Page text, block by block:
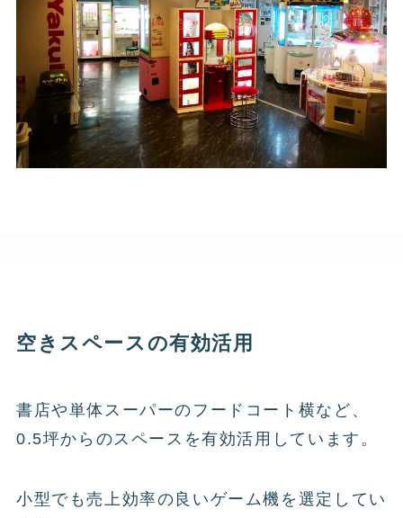
空きスペースの有効活用
書店や単体スーパーのフードコート横など、
0.5坪からのスペースを有効活用しています。
小型でも売上効率の良いゲーム機を選定してい